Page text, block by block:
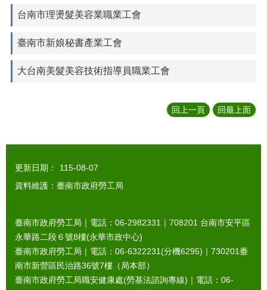
台南市理燙髮美容業職業工會
臺南市新娘秘書產業工會
大台南美髮美容技術指導員職業工會
回上一頁 回最上面
:::
更新日期：
115-08-07
資料維護：臺南市政府勞工局
臺南市政府勞工局｜電話：06-2982331｜ 708201 台南市安平區
永華路二段６號8樓(永華市政中心)
臺南市政府勞工局｜電話：06-6322231(分機6295)｜ 730201臺
南市新營區民治路36號7樓（局本部）
臺南市政府勞工局職安健康處(勞基法諮詢專線)｜電話：06-